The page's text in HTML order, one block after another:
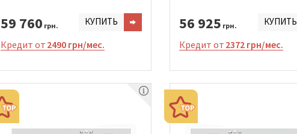
59 760 грн. КУПИТЬ
Кредит от 2490 грн/мес.
56 925 грн. КУПИТЬ
Кредит от 2372 грн/мес.